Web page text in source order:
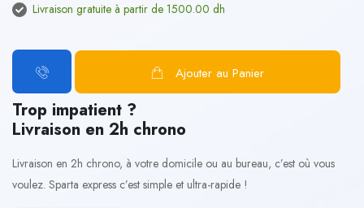
Livraison gratuite à partir de 1500.00 dh
Ajouter au Panier
Trop impatient ?
Livraison en 2h chrono
Livraison en 2h chrono, à votre domicile ou au bureau, c’est où vous
voulez. Sparta express c’est simple et ultra-rapide !